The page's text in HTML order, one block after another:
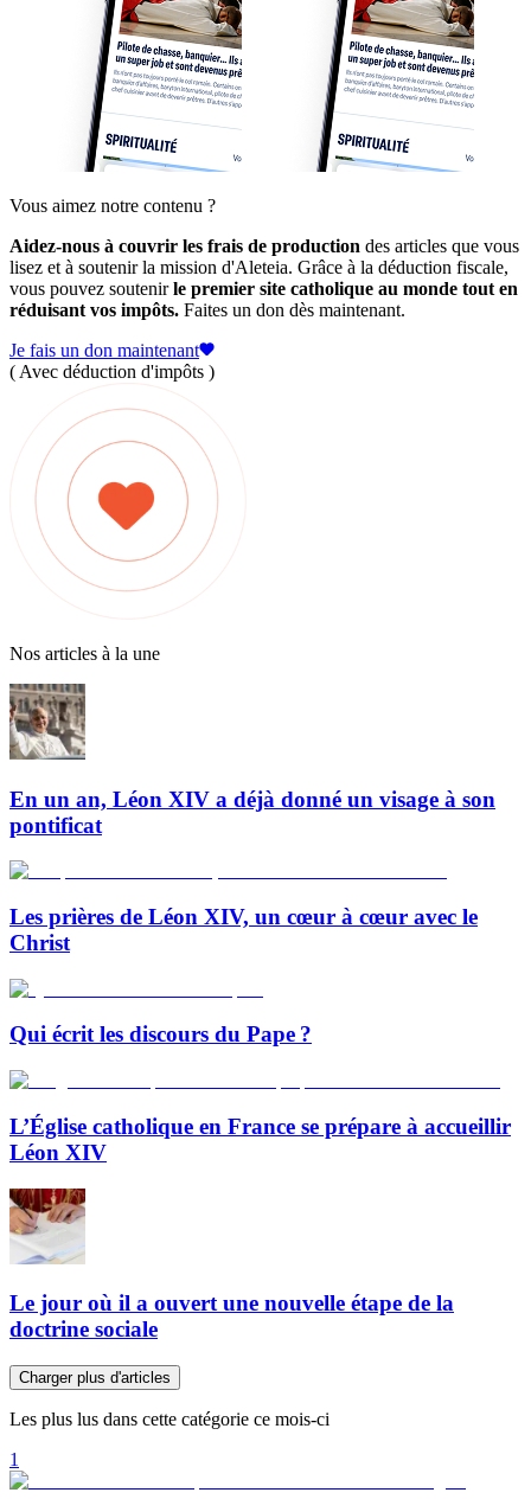
Vous aimez notre contenu ?
Aidez-nous à couvrir les frais de production des articles que vous
lisez et à soutenir la mission d'Aleteia. Grâce à la déduction fiscale,
vous pouvez soutenirle premier site catholique au monde tout en
réduisant vos impôts. Faites un don dès maintenant.
Je fais un don maintenant
( Avec déduction d'impôts )
Nos articles à la une
En un an, Léon XIV a déjà donné un visage à son
pontificat
Les prières de Léon XIV, un cœur à cœur avec le
Christ
Qui écrit les discours du Pape ?
L’Église catholique en France se prépare à accueillir
Léon XIV
Le jour où il a ouvert une nouvelle étape de la
doctrine sociale
Charger plus d'articles
Les plus lus dans cette catégorie ce mois-ci
1